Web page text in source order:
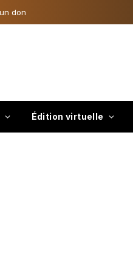
don
Édition virtuelle